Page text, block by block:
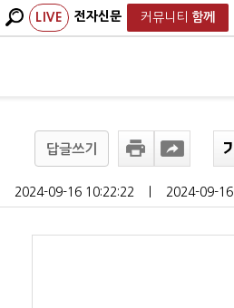
LIVE 전자신문 커뮤니티 함께
답글쓰기
2024-09-16 10:22:22 2024-09-